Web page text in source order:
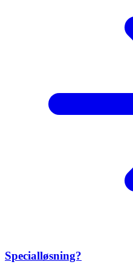
Specialløsning?